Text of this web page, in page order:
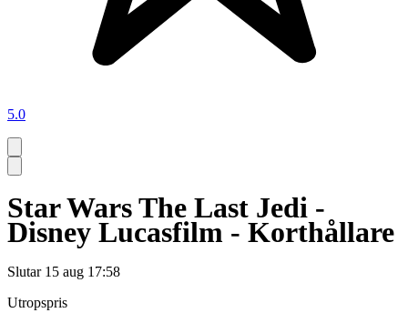
5.0
Star Wars The Last Jedi -
Disney Lucasfilm - Korthållare
Slutar 15 aug 17:58
Utropspris